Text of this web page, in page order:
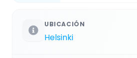
UBICACIÓN
Helsinki